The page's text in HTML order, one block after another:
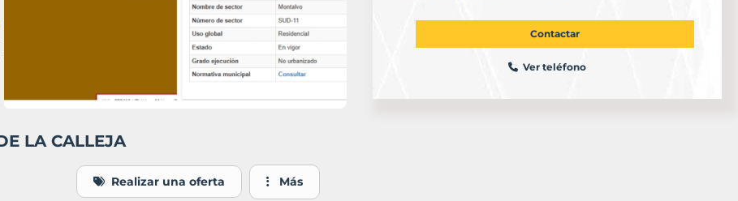
LA CALLEJA
Realizar una oferta Más
Contactar
Ver teléfono